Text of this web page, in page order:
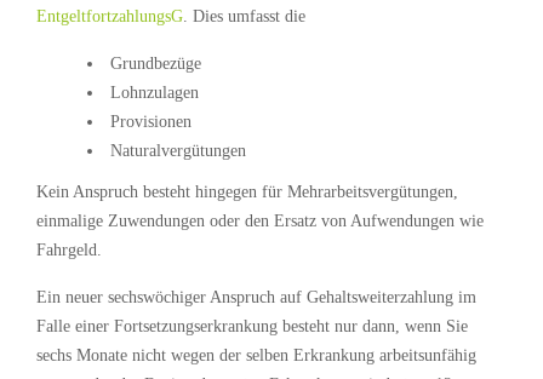
EntgeltfortzahlungsG. Dies umfasst die
Grundbezüge
Lohnzulagen
Provisionen
Naturalvergütungen
Kein Anspruch besteht hingegen für Mehrarbeitsvergütungen,
einmalige Zuwendungen oder den Ersatz von Aufwendungen wie
Fahrgeld.
Ein neuer sechswöchiger Anspruch auf Gehaltsweiterzahlung im
Falle einer Fortsetzungserkrankung besteht nur dann, wenn Sie
sechs Monate nicht wegen der selben Erkrankung arbeitsunfähig